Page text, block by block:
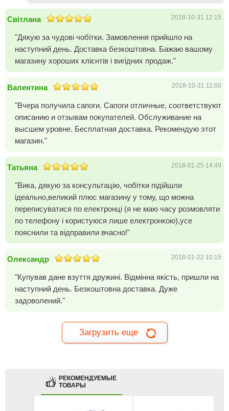
Світлана 2018-10-31 12:15
"Дякую за чудові чобітки. Замовлення прийшло на
наступний день. Доставка безкоштовна. Бажаю вашому
магазину хороших клієнтів і вигідних продаж."
Валентина 2018-10-31 11:00
"Вчера получила сапоги. Сапоги отличные, соответствуют
описанию и отзывам покупателей. Обслуживание на
высшем уровне. Бесплатная доставка. Рекомендую этот
магазин."
Татьяна 2018-01-25 14:49
"Вика, дякую за консультацію, чобітки підійшли
ідеально,великий плюс магазину у тому, що можна
переписуватися по електронці (я не маю часу розмовляти
по телефону і користуюся лише електронкою),усе
пояснили та відправили вчасно!"
Олександр 2018-01-22 10:15
"Купував дане взуття дружині. Відмінна якість, пришли на
наступний день. Безкоштовна доставка. Дуже
задоволений."
Загрузить еще
РЕКОМЕНДУЕМЫЕ
ТОВАРЫ